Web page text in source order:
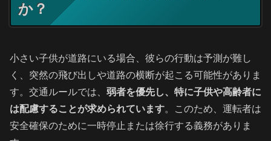
か？
小さい子供が道路にいる場合、彼らの行動は予測が難し
く、突然の飛び出しや道路の横断が起こる可能性がありま
す。交通ルールでは、 弱者を優先し、特に子供や高齢者に
は配慮することが求められています。このため、運転者は
安全確保のために一時停止または徐行する義務がありま